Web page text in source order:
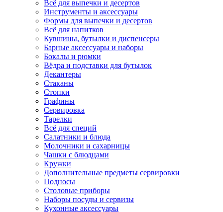
Всё для выпечки и десертов
Инструменты и аксессуары
Формы для выпечки и десертов
Всё для напитков
Кувшины, бутылки и диспенсеры
Барные аксессуары и наборы
Бокалы и рюмки
Вёдра и подставки для бутылок
Декантеры
Стаканы
Стопки
Графины
Сервировка
Тарелки
Всё для специй
Салатники и блюда
Молочники и сахарницы
Чашки с блюдцами
Кружки
Дополнительные предметы сервировки
Подносы
Столовые приборы
Наборы посуды и сервизы
Кухонные аксессуары